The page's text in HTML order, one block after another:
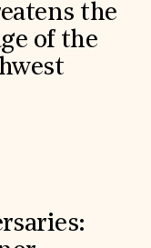
the
of the